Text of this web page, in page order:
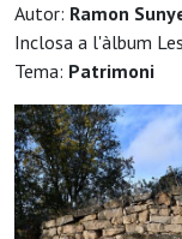
Autor: Ramon
Inclosa a l'àlbum
Tema: Patrimoni